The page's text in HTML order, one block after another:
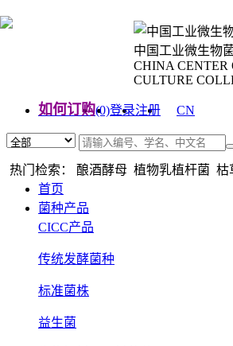
中国工业微生物
CHINA CENTER
CULTURE
如何订购(0)登录注册
CN
热门检索： 酿酒酵母 植物乳植杆菌 枯
首页
菌种产品
CICC产品
传统发酵菌种
标准菌株
益生菌